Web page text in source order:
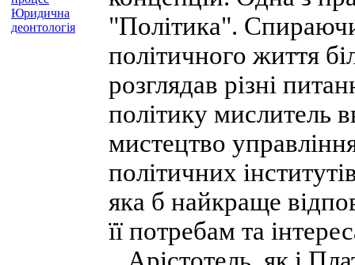
Юридична
деонтологія
"Політика".
політичного життя
розглядав різні
політику мислитель
мистецтво
політичних
яка б найкраще
її потребам та